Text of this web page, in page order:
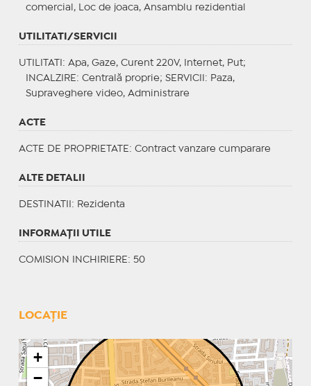
comercial, Loc de joaca, Ansamblu rezidential
UTILITATI/SERVICII
UTILITATI : Apa, Gaze, Curent 220V, Internet, Put;
INCALZIRE : Centrală proprie; SERVICII : Paza,
Supraveghere video, Administrare
ACTE
ACTE DE PROPRIETATE : Contract vanzare cumparare
ALTE DETALII
DESTINATII : Rezidenta
INFORMAŢII UTILE
COMISION INCHIRIERE: 50
LOCAȚIE
+
−